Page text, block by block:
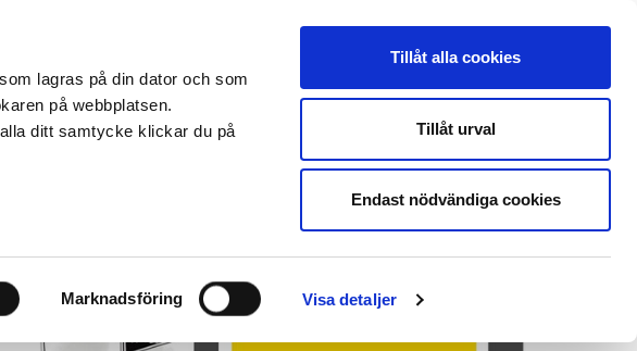
lagras på din dator och som
på webbplatsen.
ditt samtycke klickar du på
Marknadsföring Visa detaljer
Tillåt alla cookies
Tillåt urval
Endast nödvändiga cookies
Om oss Anslagstavla Blanketter Translate
och fritid Företag och organisation
Sök